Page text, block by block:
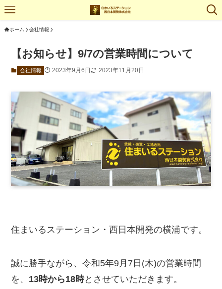
ホーム 会社情報
【お知らせ】9/7の営業時間について
会社情報 2023年9月6日 2023年11月20日
住まいるステーション・西日本開発の横浦です。
誠に勝手ながら、令和5年9月7日(木)の営業時間
を、 13時から18時とさせていただきます。